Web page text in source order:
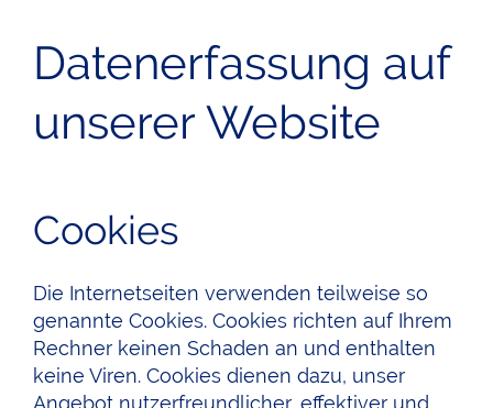
Datenerfassung auf
unserer Website
Cookies
Die Internetseiten verwenden teilweise so
genannte Cookies. Cookies richten auf Ihrem
Rechner keinen Schaden an und enthalten
keine Viren. Cookies dienen dazu, unser
Angebot nutzerfreundlicher, effektiver und